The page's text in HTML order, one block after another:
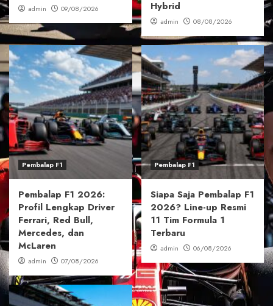
admin 09/08/2026
Hybrid
admin 08/08/2026
Pembalap F1
Pembalap F1 2026:
Profil Lengkap Driver
Ferrari, Red Bull,
Mercedes, dan
McLaren
admin 07/08/2026
Pembalap F1
Siapa Saja Pembalap F1
2026? Line-up Resmi
11 Tim Formula 1
Terbaru
admin 06/08/2026